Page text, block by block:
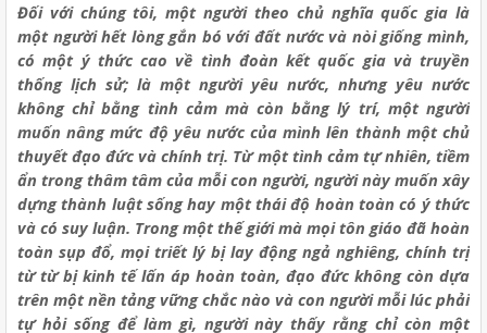
Đối với chúng tôi, một người theo chủ nghĩa quốc gia là
một người hết lòng gắn bó với đất nước và nòi giống mình,
có một ý thức cao về tình đoàn kết quốc gia và truyền
thống lịch sử; là một người yêu nước, nhưng yêu nước
không chỉ bằng tình cảm mà còn bằng lý trí, một người
muốn nâng mức độ yêu nước của mình lên thành một chủ
thuyết đạo đức và chính trị. Từ một tình cảm tự nhiên, tiềm
ẩn trong thâm tâm của mỗi con người, người này muốn xây
dựng thành luật sống hay một thái độ hoàn toàn có ý thức
và có suy luận. Trong một thế giới mà mọi tôn giáo đã hoàn
toàn sụp đổ, mọi triết lý bị lay động ngả nghiêng, chính trị
từ từ bị kinh tế lấn áp hoàn toàn, đạo đức không còn dựa
trên một nền tảng vững chắc nào và con người mỗi lúc phải
tự hỏi sống để làm gì, người này thấy rằng chỉ còn một